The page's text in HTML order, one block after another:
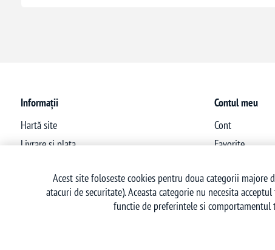
Informații
Hartă site
Livrare si plata
Termeni si conditii
Politica retur
Contul meu
Cont
Favorite
Acest site foloseste cookies pentru doua categorii
atacuri de securitate). Aceasta categorie nu necesita
functie de preferintele si comportamentul